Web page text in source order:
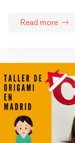
Read more